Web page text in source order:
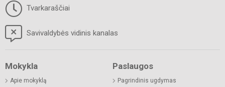
Tvarkaraščiai
Savivaldybės vidinis kanalas
Mokykla
Apie mokyklą
Paslaugos
Pagrindinis ugdymas